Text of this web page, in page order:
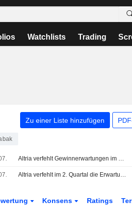
Watchlists Trading
Zu einer Liste hinzufügen
Altria verfehlt Gewinnerwartungen im Quartal, da die Nachfrage nach Premium-Zigaretten nachlässt
Altria verfehlt im 2. Quartal die Erwartungen, Aktie stolpert
Konsens Ratings